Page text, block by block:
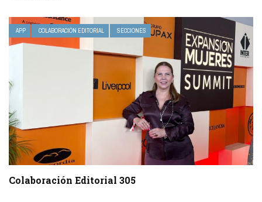
APP COLABORACIÓN EDITORIAL SECCIONES
Colaboración Editorial 305